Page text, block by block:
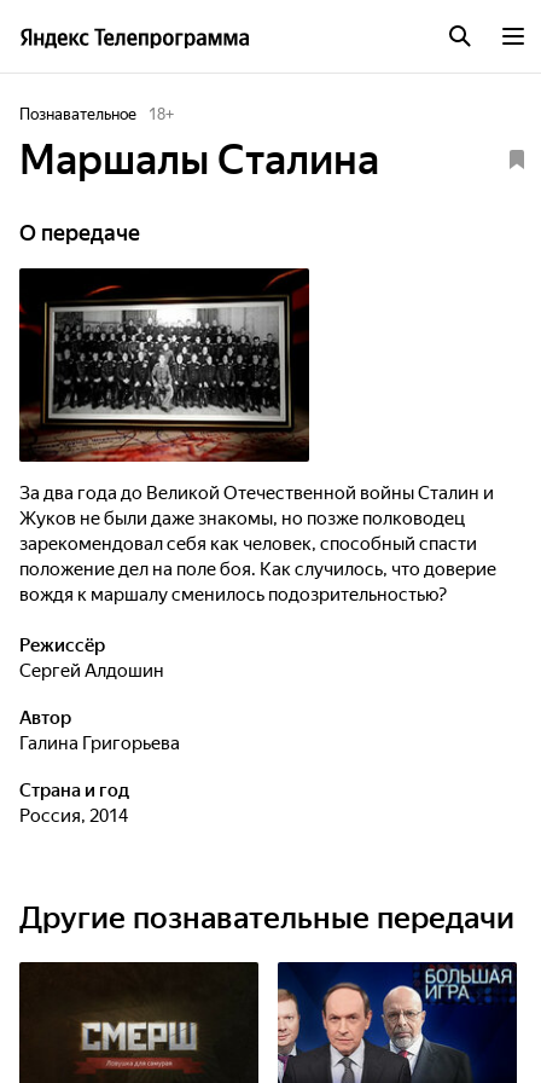
Познавательное 18+
Маршалы Сталина
О передаче
За два года до Великой Отечественной войны Сталин и
Жуков не были даже знакомы, но позже полководец
зарекомендовал себя как человек, способный спасти
положение дел на поле боя. Как случилось, что доверие
вождя к маршалу сменилось подозрительностью?
Режиссёр
Сергей Алдошин
Автор
Галина Григорьева
Страна и год
Россия, 2014
Другие познавательные передачи